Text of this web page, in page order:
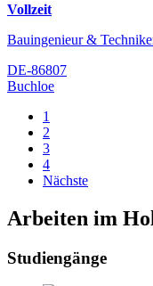
Vollzeit
Bauingenieur &
DE-86807
Buchloe
1
2
3
4
Nächste
Arbeiten im
Studiengänge